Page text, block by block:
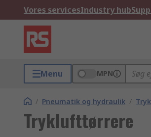
Vores servicesIndustry hub
Menu MPN
/ Pneumatik og hydraulik /
Tryklufttørrere